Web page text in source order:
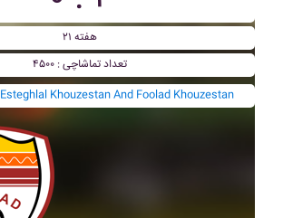
هفته ۲۱
تعداد تماشاچی : ۴۵۰۰
بازی های گذشته Esteghlal Khouzestan And Foolad Khouzestan